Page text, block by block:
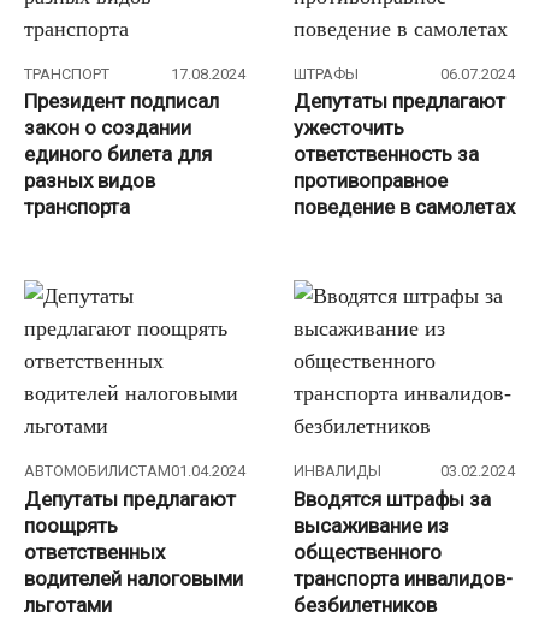
ТРАНСПОРТ 17.08.2024
Президент подписал
закон о создании
единого билета для
разных видов
транспорта
ШТРАФЫ 06.07.2024
Депутаты предлагают
ужесточить
ответственность за
противоправное
поведение в самолетах
АВТОМОБИЛИСТАМ01.04.2024
Депутаты предлагают
поощрять
ответственных
водителей налоговыми
льготами
ИНВАЛИДЫ 03.02.2024
Вводятся штрафы за
высаживание из
общественного
транспорта инвалидов-
безбилетников